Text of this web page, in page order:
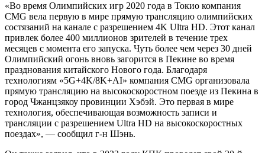
«Во время Олимпийских игр 2020 года в Токио компания
CMG вела первую в мире прямую трансляцию олимпийских
состязаний на канале с разрешением 4K Ultra HD. Этот канал
привлек более 400 миллионов зрителей в течение трех
месяцев с момента его запуска. Чуть более чем через 30 дней
Олимпийский огонь вновь загорится в Пекине во время
празднования китайского Нового года. Благодаря
технологиям «5G+4K/8K+AI» компания CMG организовала
прямую трансляцию на высокоскоростном поезде из Пекина в
город Чжанцзякоу провинции Хэбэй. Это первая в мире
технология, обеспечивающая возможность записи и
трансляции с разрешением Ultra HD на высокоскоростных
поездах», — сообщил г-н Шэнь.